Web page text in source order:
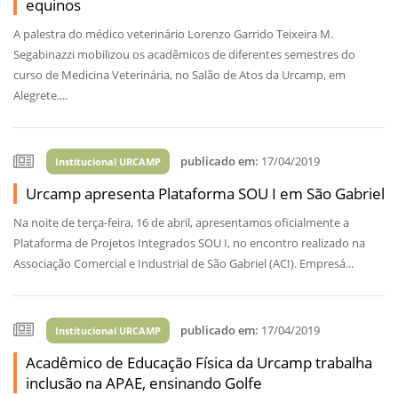
equinos
A palestra do médico veterinário Lorenzo Garrido Teixeira M.
Segabinazzi mobilizou os acadêmicos de diferentes semestres do
curso de Medicina Veterinária, no Salão de Atos da Urcamp, em
Alegrete....
Institucional URCAMP publicado em: 17/04/2019
Urcamp apresenta Plataforma SOU I em São Gabriel
Na noite de terça-feira, 16 de abril, apresentamos oficialmente a
Plataforma de Projetos Integrados SOU I, no encontro realizado na
Associação Comercial e Industrial de São Gabriel (ACI). Empresá...
Institucional URCAMP publicado em: 17/04/2019
Acadêmico de Educação Física da Urcamp trabalha
inclusão na APAE, ensinando Golfe